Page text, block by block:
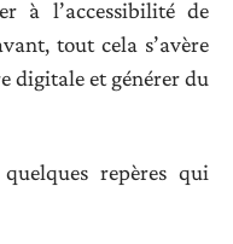
à l’accessibilité de
tout cela s’avère
digitale et générer du
repères qui